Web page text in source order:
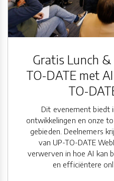
Gratis Lunch &
TO-DATE met
TO-
Dit evenement biedt
ontwikkelingen en onze
gebieden. Deelnemers
van UP-TO-DATE
verwerven in hoe AI kan
en efficiëntere